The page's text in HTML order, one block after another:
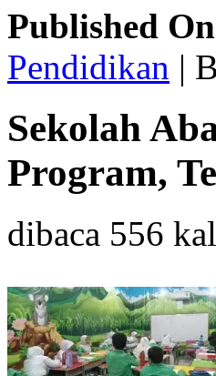
Published
Pendidikan |
Sekolah
Program,
dibaca 556